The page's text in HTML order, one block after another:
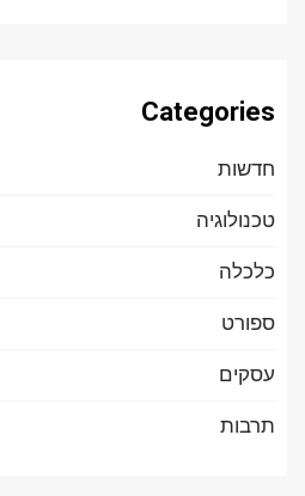
Categories
חדשות
טכנולוגיה
כלכלה
ספורט
עסקים
תרבות